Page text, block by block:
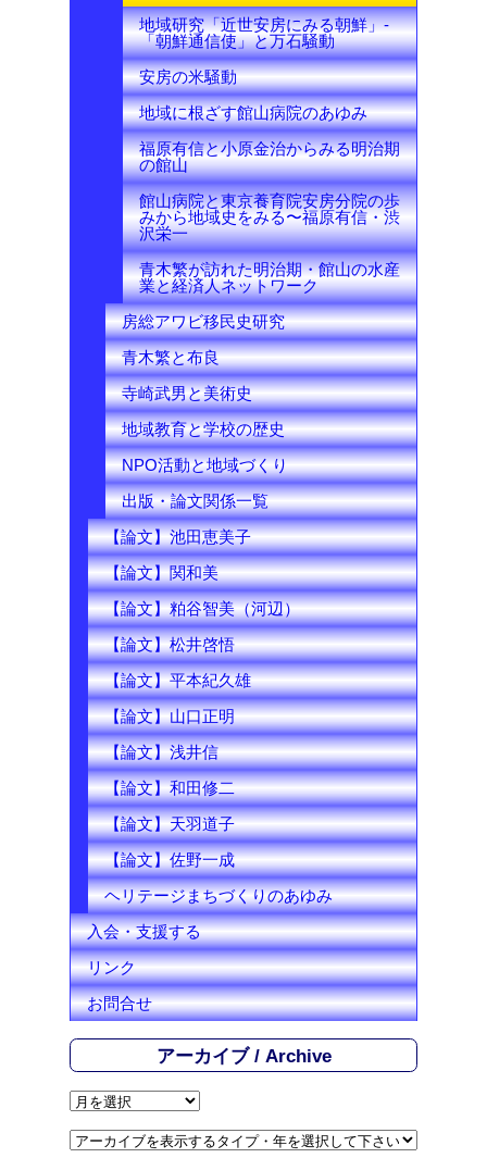
地域研究「近世安房にみる朝鮮」-
「朝鮮通信使」と万石騒動
安房の米騒動
地域に根ざす館山病院のあゆみ
福原有信と小原金治からみる明治期
の館山
館山病院と東京養育院安房分院の歩
みから地域史をみる〜福原有信・渋
沢栄一
青木繁が訪れた明治期・館山の水産
業と経済人ネットワーク
房総アワビ移民史研究
青木繁と布良
寺崎武男と美術史
地域教育と学校の歴史
NPO活動と地域づくり
出版・論文関係一覧
【論文】池田恵美子
【論文】関和美
【論文】粕谷智美（河辺）
【論文】松井啓悟
【論文】平本紀久雄
【論文】山口正明
【論文】浅井信
【論文】和田修二
【論文】天羽道子
【論文】佐野一成
ヘリテージまちづくりのあゆみ
入会・支援する
リンク
お問合せ
アーカイブ / Archive
ア
カ